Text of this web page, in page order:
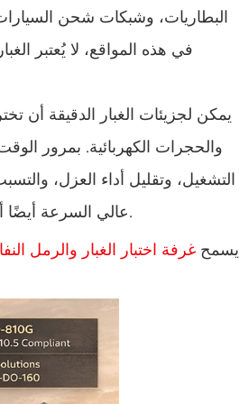
بطارية مقاومة
وحدة التحكم في درجة
غرفة
البطاريات، وشبكات شحن السيارات
في هذه المواقع، لا يُعتبر
يمكن لجزيئات الغبار الدقيقة أن
والحجرات الكهربائية. بمرور
التشغيل، وتقليل أداء العزل،
عالي السرعة أيضًا أن يؤدي إلى تآكل الطلاءات، والأختام، ولوحات العرض، والمكونات المكشوفة.
يسمح غرفة اختبار الغبار والرمل